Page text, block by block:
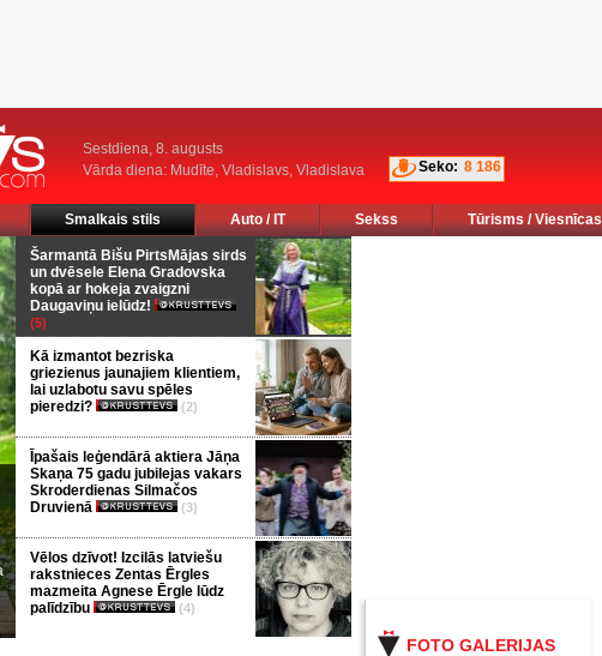
Sestdiena, 8. augusts
Vārda diena: Mudīte, Vladislavs, Vladislava
Seko: 8 186
Smalkais stils Auto / IT Sekss Tūrisms / Viesnīcas
FOTO GALERIJAS
Šarmantā Bišu PirtsMājas sirds
un dvēsele Elena Gradovska
kopā ar hokeja zvaigzni
Daugaviņu ielūdz!
(5)
Kā izmantot bezriska
griezienus jaunajiem klientiem,
lai uzlabotu savu spēles
pieredzi?
(2)
Īpašais leģendārā aktiera Jāņa
Skaņa 75 gadu jubilejas vakars
Skroderdienas Silmačos
Druvienā
(3)
Vēlos dzīvot! Izcilās latviešu
rakstnieces Zentas Ērgles
mazmeita Agnese Ērgle lūdz
palīdzību
(4)